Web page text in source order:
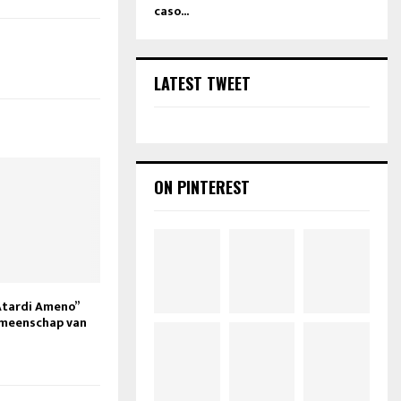
Ameno”
van
caso...
LATEST TWEET
ON PINTEREST